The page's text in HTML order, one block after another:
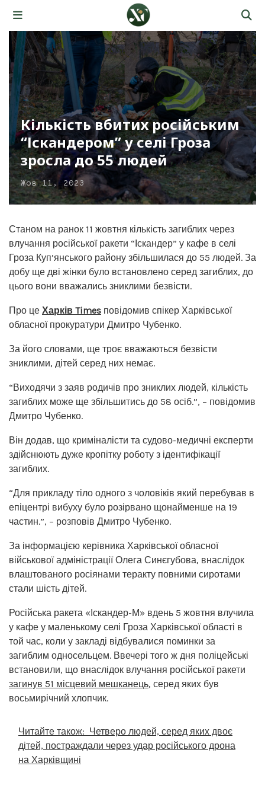
Кількість вбитих російським
“Іскандером” у селі Гроза
зросла до 55 людей
Жов 11, 2023
Станом на ранок 11 жовтня кількість загиблих через
влучання російської ракети “Іскандер” у кафе в селі
Гроза Куп’янського району збільшилася до 55 людей. За
добу ще дві жінки було встановлено серед загиблих, до
цього вони вважались зниклими безвісти.
Про це Харків Times повідомив спікер Харківської
обласної прокуратури Дмитро Чубенко.
За його словами, ще троє вважаються безвісти
зниклими, дітей серед них немає.
“Виходячи з заяв родичів про зниклих людей, кількість
загиблих може ще збільшитись до 58 осіб.”, – повідомив
Дмитро Чубенко.
Він додав, що криміналісти та судово-медичні експерти
здійснюють дуже кропітку роботу з ідентифікації
загиблих.
“Для прикладу тіло одного з чоловіків який перебував в
епіцентрі вибуху було розірвано щонайменше на 19
частин.”, – розповів Дмитро Чубенко.
За інформацією керівника Харківської обласної
військової адміністрації Олега Синєгубова, внаслідок
влаштованого росіянами теракту повними сиротами
стали шість дітей.
Російська ракета «Іскандер-М» вдень 5 жовтня влучила
у кафе у маленькому селі Гроза Харківської області в
той час, коли у закладі відбувалися поминки за
загиблим односельцем. Ввечері того ж дня поліцейські
встановили, що внаслідок влучання російської ракети
загинув 51 місцевий мешканець, серед яких був
восьмирічний хлопчик.
Читайте також: Четверо людей, серед яких двоє
дітей, постраждали через удар російського дрона
на Харківщині